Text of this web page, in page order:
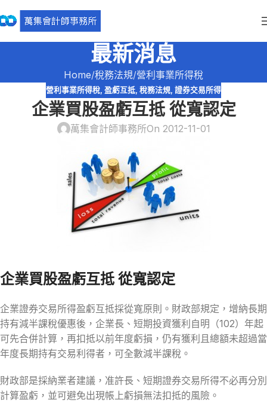
最新消息
Home 稅務法規 營利事業所得稅
營利事業所得稅, 盈虧互抵, 稅務法規, 證券交易所得
企業買股盈虧互抵 從寬認定
萬集會計師事務所On 2012-11-01
企業買股盈虧互抵 從寬認定
企業證券交易所得盈虧互抵採從寬原則。財政部規定，增納長期
持有減半課稅優惠後，企業長、短期投資獲利自明（102）年起
可先合併計算，再扣抵以前年度虧損，仍有獲利且總額未超過當
年度長期持有交易利得者，可全數減半課稅。
財政部是採納業者建議，准許長、短期證券交易所得不必再分別
計算盈虧，並可避免出現帳上虧損無法扣抵的風險。